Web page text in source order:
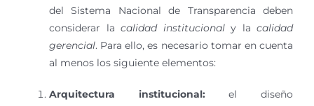
del Sistema Nacional de Transparencia deben
considerar la calidad institucionaly la calidad
gerencial. Para ello, es necesario tomar en cuenta
al menos los siguiente elementos:
Arquitectura institucional:el diseño